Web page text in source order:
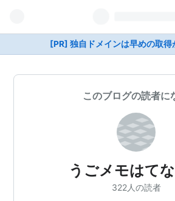
[PR] 独自ドメインは早めの取得
このブログの読者に
うごメモはて
322人の読者